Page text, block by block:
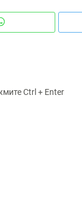
Ctrl + Enter